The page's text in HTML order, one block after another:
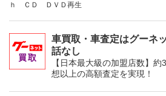
ｈ ＣＤ ＤＶＤ再生
車買取・車査定はグーネ
話なし
【日本最大級の加盟店数】
想以上の高額査定を実現！